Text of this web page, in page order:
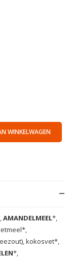
WINKELWAGEN
AMANDELMEEL*,
kokosvet*,
*,